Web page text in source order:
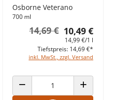
ERHÖHEN
Osborne Veterano
700 ml
10,49 €
14,69 €
14,99 €/1 l
inkl. MwSt., zzgl. Versand
Tiefstpreis: 14,69 €*
ANZAHL VERRINGERN ANZAHL